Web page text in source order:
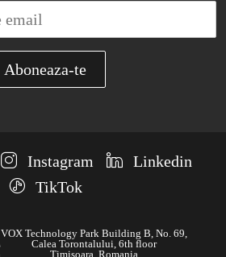
Instagram
Linkedin
TikTok
VOX Technology Park Building B, No. 69,
Calea Torontalului, 6th floor
Timisoara, Romania